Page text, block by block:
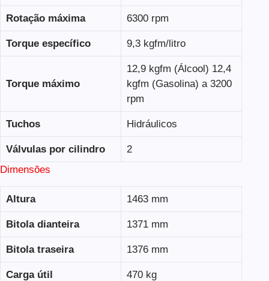
Rotação máxima 6300 rpm
Torque específico 9,3 kgfm/litro
Torque máximo
12,9 kgfm (Álcool) 12,4
kgfm (Gasolina) a 3200
rpm
Tuchos Hidráulicos
Válvulas por cilindro
2
Dimensões
Altura 1463 mm
Bitola dianteira 1371 mm
Bitola traseira 1376 mm
Carga útil 470 kg